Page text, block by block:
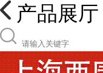
产品展厅